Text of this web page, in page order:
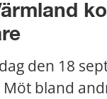
den 18
bland